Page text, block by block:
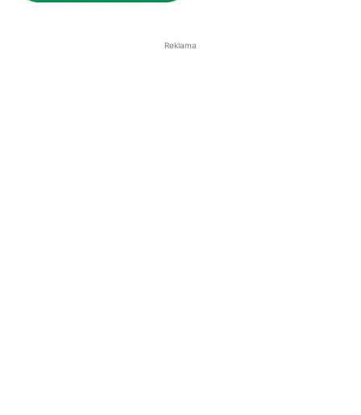
Reklama